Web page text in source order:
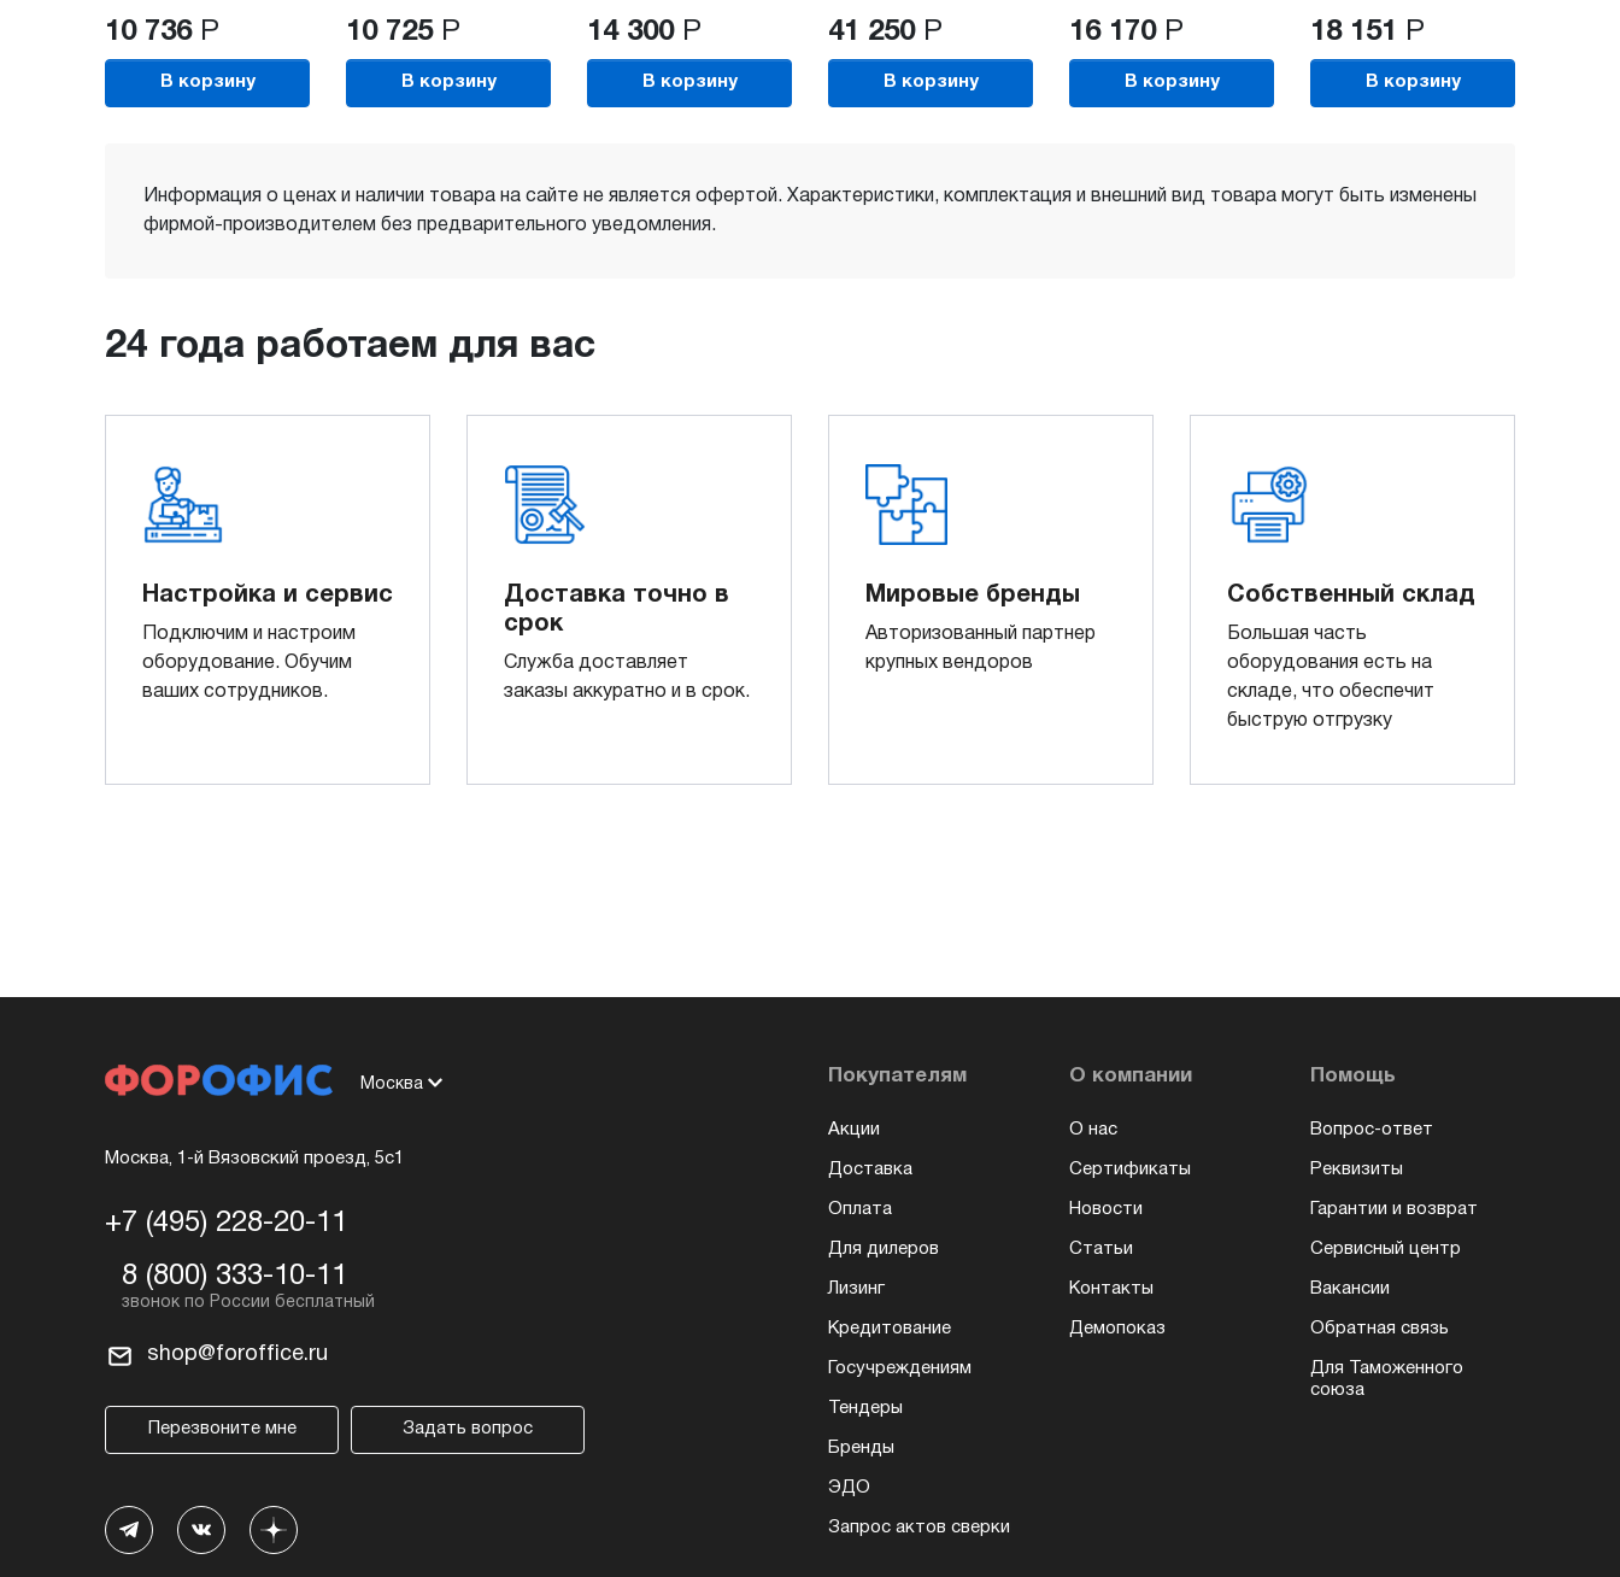
10 736 Р
В корзину
10 725 Р
В корзину
14 300 Р
В корзину
41 250 Р
В корзину
16 170 Р
В корзину
18 151 Р
В корзину
Информация о ценах и наличии товара на сайте не является офертой. Характеристики, комплектация и внешний вид товара могут быть изменены
фирмой-производителем без предварительного уведомления.
24 года работаем для вас
Настройка и сервис
Подключим и настроим
оборудование. Обучим
ваших сотрудников.
Доставка точно в
срок
Служба доставляет
заказы аккуратно и в срок.
Мировые бренды
Авторизованный партнер
крупных вендоров
Собственный склад
Большая часть
оборудования есть на
складе, что обеспечит
быструю отгрузку
Москва
Москва, 1-й Вязовский проезд, 5с1
+7 (495) 228-20-11
8 (800) 333-10-11
shop@foroffice.ru
Перезвоните мне Задать вопрос
Покупателям
Акции
Доставка
Оплата
Для дилеров
Лизинг
Кредитование
Госучреждениям
Тендеры
Бренды
ЭДО
О компании
О нас
Сертификаты
Новости
Статьи
Контакты
Демопоказ
Помощь
Вопрос-ответ
Реквизиты
Гарантии и возврат
Сервисный центр
Вакансии
Обратная связь
Для Таможенного
союза
Запрос актов сверки